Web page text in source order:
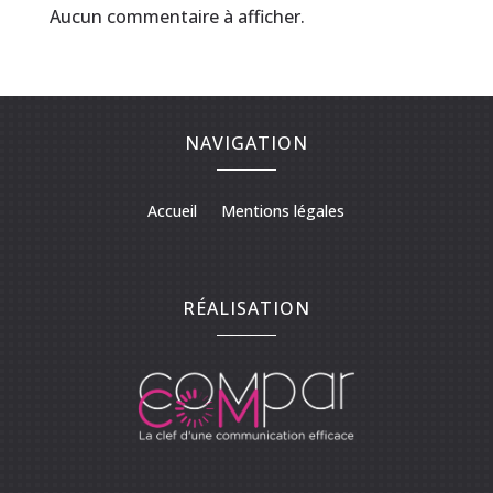
Aucun commentaire à afficher.
NAVIGATION
Accueil Mentions légales
RÉALISATION